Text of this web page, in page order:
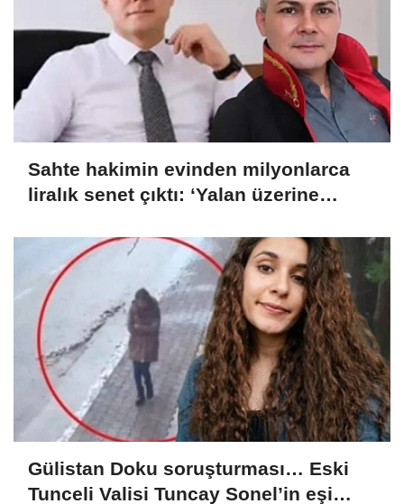
Sahte hakimin evinden milyonlarca
liralık senet çıktı: ‘Yalan üzerine
Gülistan Doku soruşturması… Eski
Tunceli Valisi Tuncay Sonel’in eşi